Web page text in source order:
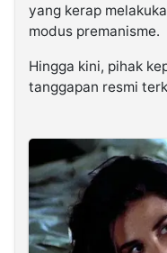
yang kerap
modus premanisme.
Hingga kini, pihak
tanggapan resmi